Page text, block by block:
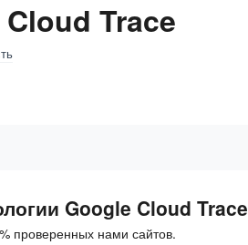
Trace
Google Cloud Trace
проверенных нами сайтов.